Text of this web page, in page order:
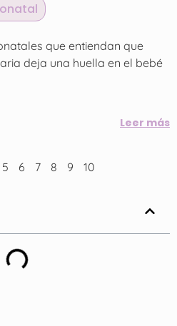
que entiendan que
deja una huella en el bebé
Leer más
5 6 7 8 9 10